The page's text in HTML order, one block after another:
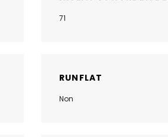
71
RUNFLAT
Non